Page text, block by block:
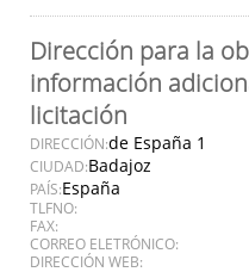
Dirección para la
información
licitación
DIRECCIÓN:de España 1
CIUDAD:Badajoz
PAÍS:España
TLFNO:
FAX:
CORREO ELETRÓNICO:
DIRECCIÓN WEB: